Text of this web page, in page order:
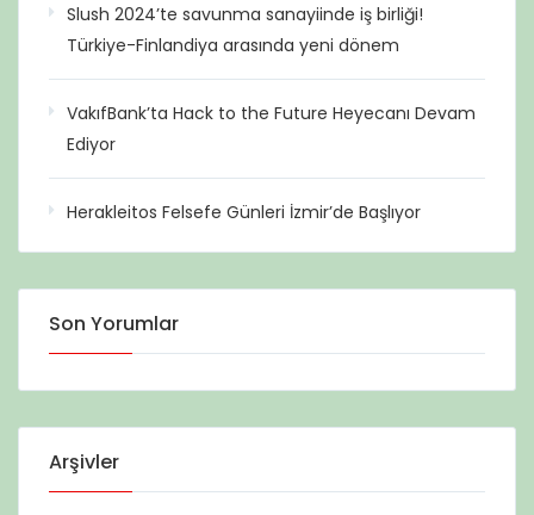
Slush 2024’te savunma sanayiinde iş birliği!
Türkiye-Finlandiya arasında yeni dönem
VakıfBank’ta Hack to the Future Heyecanı Devam
Ediyor
Herakleitos Felsefe Günleri İzmir’de Başlıyor
Son Yorumlar
Arşivler